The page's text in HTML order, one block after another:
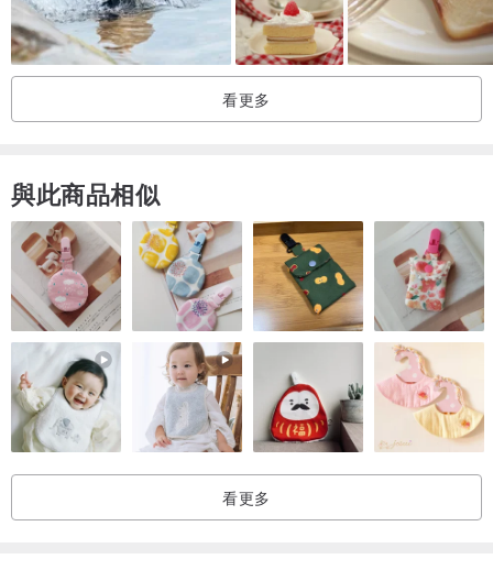
漫遊台灣。
看更多
與此商品相似
看更多